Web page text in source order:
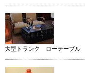
大型トランク ローテーブル